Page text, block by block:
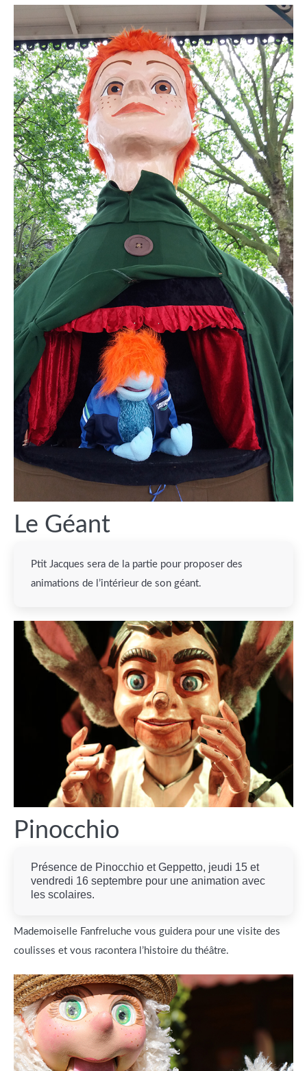
Le Géant
Ptit Jacques sera de la partie pour proposer des
animations de l’intérieur de son géant.
Pinocchio
Présence de Pinocchio et Geppetto, jeudi 15 et
vendredi 16 septembre pour une animation avec
les scolaires.
Mademoiselle Fanfreluche vous guidera pour une visite des
coulisses et vous racontera l’histoire du théâtre.